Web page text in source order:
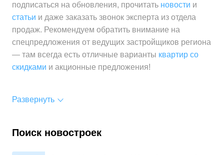
подписаться на обновления, прочитать новости и
статьи и даже заказать звонок эксперта из отдела
продаж. Рекомендуем обратить внимание на
спецпредложения от ведущих застройщиков региона
— там всегда есть отличные варианты квартир со
скидками и акционные предложения!
Развернуть
Поиск новостроек